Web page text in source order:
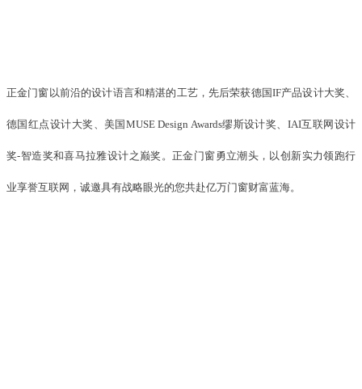
正金门窗以前沿的设计语言和精湛的工艺，先后荣获德国IF产品设计大奖、
德国红点设计大奖、美国MUSE Design Awards缪斯设计奖、IAI互联网设计
奖-智造奖和喜马拉雅设计之巅奖。正金门窗勇立潮头，以创新实力领跑行
业享誉互联网，诚邀具有战略眼光的您共赴亿万门窗财富蓝海。